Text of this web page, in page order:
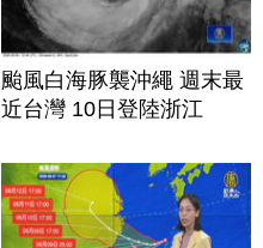
颱風白海豚襲沖繩 週末最
近台灣 10日登陸浙江